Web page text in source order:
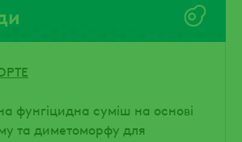
фунгіцидна суміш на основі
та диметоморфу для